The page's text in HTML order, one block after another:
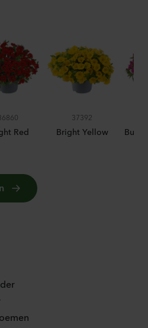
Red
37392
Bright Yellow